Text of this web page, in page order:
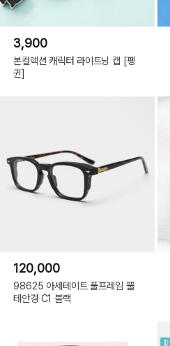
3,900
본컬렉션 캐릭터 라이트닝 캡 [펭
귄]
120,000
98625 아세테이트 풀프레임 뿔
테안경 C1 블랙